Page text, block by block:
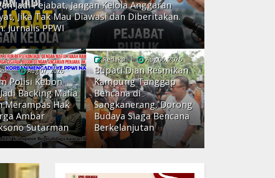
Jadi Pejabat, Jangan Kelola Anggaran
Jika Tak Mau Diawasi dan Diberitakan.
Jurnalis PPWI
Aug 07, 2026
Polisi Kebon
Backing Mafia
Merampas Hak
Ambar
Sutarman
Redaksi Aug 06, 2026
Bupati Dian Resmikan
Kampung Tanggap
Bencana di
Sangkanerang, Dorong
Budaya Siaga Bencana
Berkelanjutan